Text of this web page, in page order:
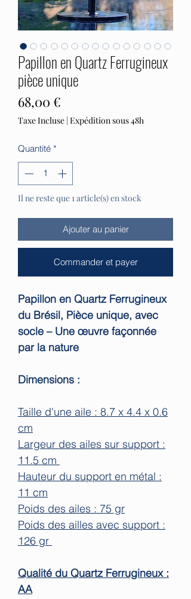
Papillon en Quartz Ferrugineux
pièce unique
68,00 €
Taxe Incluse | Expédition sous 48h
Quantité *
Il ne reste que 1 article(s) en stock
Ajouter au panier
Commander et payer
Papillon en Quartz Ferrugineux
du Brésil, Pièce unique, avec
socle – Une œuvre façonnée
par la nature
Dimensions :
Taille d'une aile : 8.7 x 4.4 x 0.6
cm
Largeur des ailes sur support :
11.5 cm
Hauteur du support en métal :
11 cm
Poids des ailes : 75 gr
Poids des ailles avec support :
126 gr
Qualité du Quartz Ferrugineux :
AA